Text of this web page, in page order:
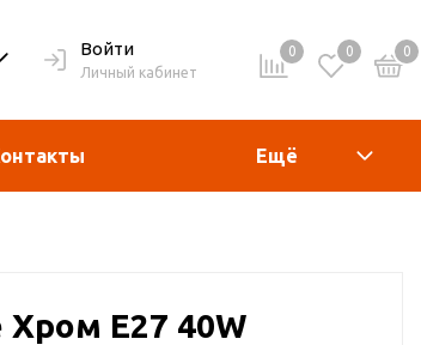
Войти
Личный кабинет
0 0 0
Ещё
Хром Е27 40W